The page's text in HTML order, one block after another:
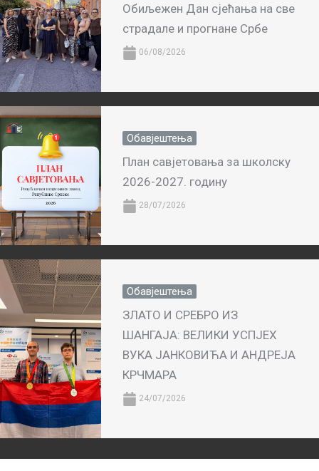
Обиљежен Дан сјећања на све
страдале и прогнане Србе
06/08/2026
Обавјештења
План савјетовања за школску
2026-2027. годину
28/07/2026
Обавјештења
ЗЛАТО И СРЕБРО ИЗ
ШАНГАЈА: ВЕЛИКИ УСПЈЕХ
ВУКА ЈАНКОВИЋА И АНДРЕЈА
КРЧМАРА
24/07/2026